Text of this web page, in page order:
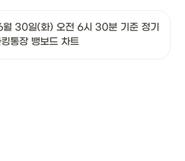
30일(화) 오전 6시 30분 기준 정기
통장 뱅보드 차트